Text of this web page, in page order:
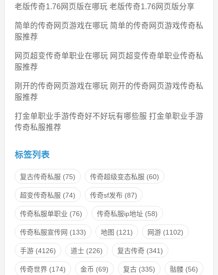
老版传奇1.76网页版在哪玩 老版传奇1.76网页版分享
简单的传奇网页游戏在哪玩 简单的传奇网页游戏传奇私
服推荐
网页超变传奇单职业在哪玩 网页超变传奇单职业传奇私
服推荐
刚开的传奇网页游戏在哪玩 刚开的传奇网页游戏传奇私
服推荐
打金单职业手游传奇好不好玩有哪些服 打金单职业手游
传奇私服推荐
标签列表
复古传奇私服 (75) 传奇超级变态私服 (60)
超变传奇私服 (74) 传奇sf发布(87)
传奇私服单职业 (76) 传奇私服ip地址(58)
传奇私服宣传网 (133) 地图 (121) 网游(1102)
手游(4126) 道士(226) 复古传奇(341)
传奇世界(174) 金币 (69) 复古(335) 骷髅(56)